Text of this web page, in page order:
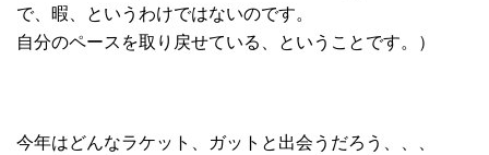
で、暇、というわけではないのです。
自分のペースを取り戻せている、ということです。）
今年はどんなラケット、ガットと出会うだろう、、、